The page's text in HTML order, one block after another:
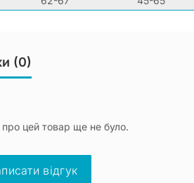
(0)
про цей товар ще не було.
відгук